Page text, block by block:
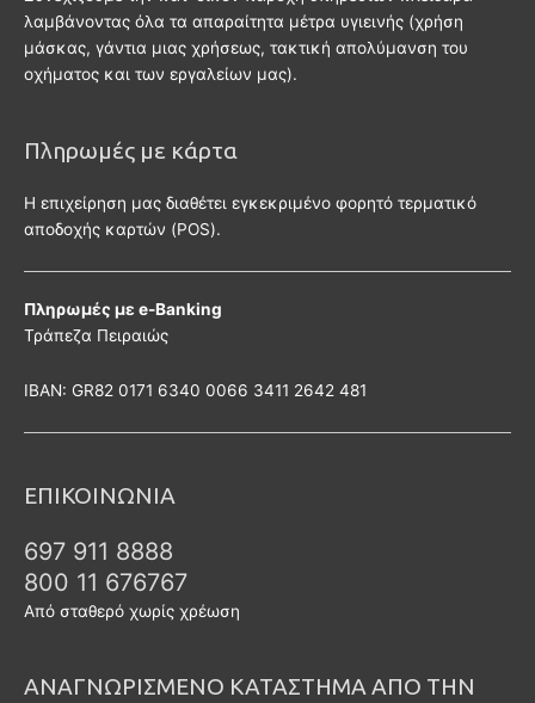
λαμβάνοντας όλα τα απαραίτητα μέτρα υγιεινής (χρήση
μάσκας, γάντια μιας χρήσεως, τακτική απολύμανση του
οχήματος και των εργαλείων μας).
Πληρωμές με κάρτα
Η επιχείρηση μας διαθέτει εγκεκριμένο φορητό τερματικό
αποδοχής καρτών (POS).
Πληρωμές με e-Banking
Τράπεζα Πειραιώς
ΙΒΑΝ: GR82 0171 6340 0066 3411 2642 481
ΕΠΙΚΟΙΝΩΝΙΑ
697 911 8888
800 11 676767
Από σταθερό χωρίς χρέωση
ΑΝΑΓΝΩΡΙΣΜΕΝΟ ΚΑΤΑΣΤΗΜΑ ΑΠΟ ΤΗΝ